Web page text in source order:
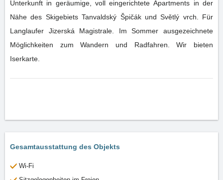
Unterkunft in geräumige, voll eingerichtete Apartments in der
Nähe des Skigebiets Tanvaldský Špičák und Světlý vrch. Für
Langlaufer Jizerská Magistrale. Im Sommer ausgezeichnete
Möglichkeiten zum Wandern und Radfahren. Wir bieten
Iserkarte.
Gesamtausstattung des Objekts
Wi-Fi